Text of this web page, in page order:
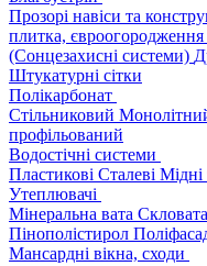
Прозорі навіси та
плитка, євроогородження
(Сонцезахисні системи)
Штукатурні сітки
Полікарбонат
Стільниковий
профільований
Водостічні системи
Пластикові Сталеві Мідні
Утеплювачі
Мінеральна вата Скловата
Пінополістирол
Мансардні вікна, сходи